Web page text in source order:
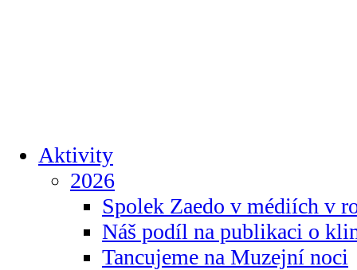
Aktivity
2026
Spolek Zaedo v médiích v
Náš podíl na publikaci o
Tancujeme na Muzejní noci